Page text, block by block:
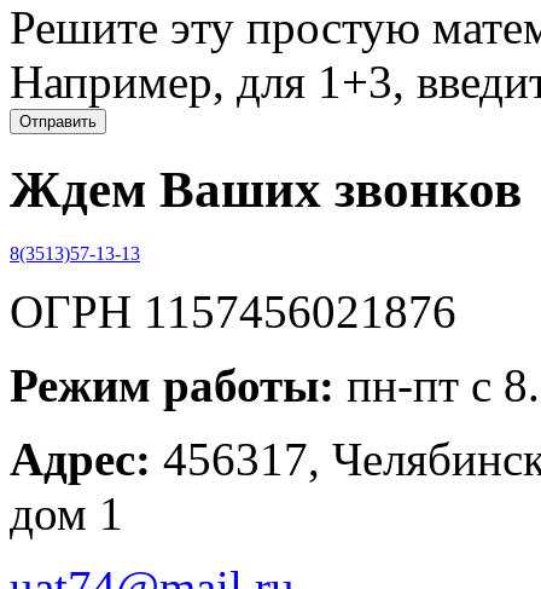
Решите эту простую
Например, для 1+3,
Ждем Ваших звонков
8(3513)57-13-13
ОГРН 1157456021876
Режим работы: пн-пт с
Адрес: 456317,
дом 1